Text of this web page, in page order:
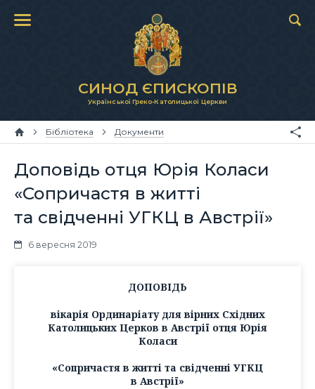
СИНОД ЄПИСКОПІВ
Української Греко-Католицької Церкви
Бібліотека Документи
Доповідь отця Юрія Коласи
«Сопричастя в житті
та свідченні УГКЦ в Австрії»
6 вересня 2019
ДОПОВІДЬ
вікарія Ординаріату для вірних Східних
Католицьких Церков в Австрії отця Юрія
Коласи
«Сопричастя в житті та свідченні УГКЦ
в Австрії»